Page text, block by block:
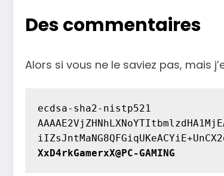
Des commentaires
Alors si vous ne le saviez pas, mais
ecdsa-sha2-nistp521
XxD4rkGamerxX@PC-GAMING